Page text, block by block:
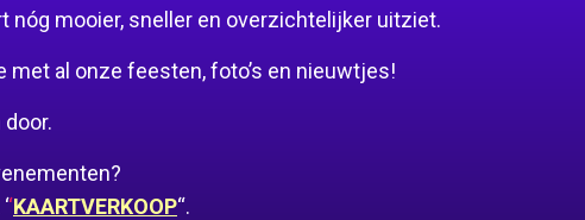
nóg mooier, sneller en overzichtelijker uitziet.
al onze feesten, foto’s en nieuwtjes!
‘KAARTVERKOOP“.